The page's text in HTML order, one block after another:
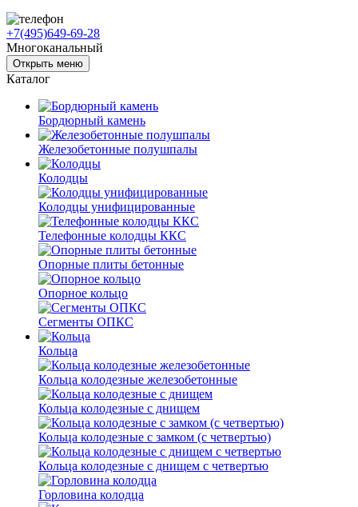
+7(495)649-69-28
Многоканальный
Открыть меню
Каталог
Бордюрный камень
Железобетонные полушпалы
Колодцы
Колодцы унифицированные
Телефонные колодцы ККС
Опорные плиты бетонные
Опорное кольцо
Сегменты ОПКС
Кольца
Кольца колодезные железобетонные
Кольца колодезные с днищем
Кольца колодезные с замком (с четвертью)
Кольца колодезные с днищем с четвертью
Горловина колодца